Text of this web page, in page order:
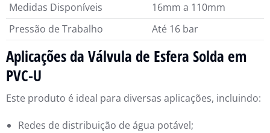
Medidas Disponíveis
16mm a 110mm
Pressão de Trabalho
Até 16 bar
Aplicações da Válvula de Esfera Solda em
PVC-U
Este produto é ideal para diversas aplicações, incluindo:
Redes de distribuição de água potável;